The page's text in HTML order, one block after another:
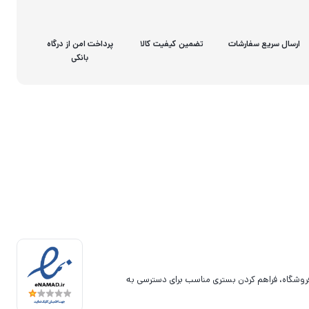
ارسال سریع سفارشات تضمین کیفیت کالا
پرداخت امن از درگاه
بانکی
فراهم کردن بستری مناسب برای دسترسی به